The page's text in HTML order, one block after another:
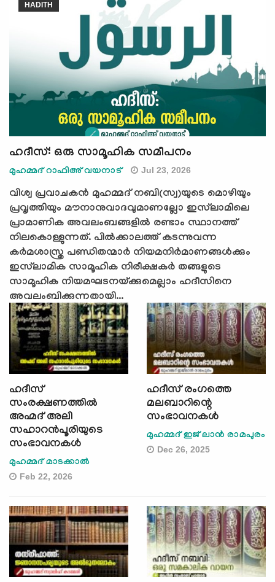
HADITH
ഹദീസ്: ഒരു സാമൂഹിക സമീപനം
മുഹമ്മദ് റാഫിഅ് വയനാട് Jul 23, 2026
വിശ്വ പ്രവാചകൻ മുഹമ്മദ് നബി(സ്വ)യുടെ മൊഴിയും
പ്രവൃത്തിയും മൗനാനുവാദവുമാണല്ലോ ഇസ്‍ലാമിലെ
പ്രാമാണിക അവലംബങ്ങളിൽ രണ്ടാം സ്ഥാനത്ത്
നിലകൊള്ളുന്നത്. പിൽക്കാലത്ത് കടന്നുവന്ന
കർമശാസ്ത്ര പണ്ഡിതന്മാർ നിയമനിർമാണങ്ങൾക്കും
ഇസ്‍ലാമിക സാമൂഹിക നിരീക്ഷകർ തങ്ങളുടെ
സാമൂഹിക നിയമഘടനയ്ക്കുമെല്ലാം ഹദീസിനെ
അവലംബിക്കുന്നതായി...
ഹദീസ്
സംരക്ഷണത്തിൽ
അഹ്മദ് അലി
സഹാറൻപൂരിയുടെ
സംഭാവനകള്‍
മുഹമ്മദ് മാടക്കാൽ
Feb 22, 2026
ഹദീസ് രംഗത്തെ
മലബാറിന്റെ
സംഭാവനകള്‍
മുഹമ്മദ് ഇജ് ലാൻ രാമപുരം
Dec 26, 2025